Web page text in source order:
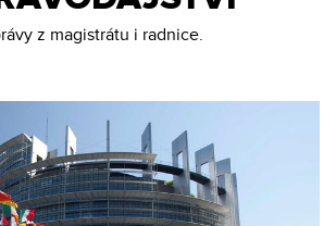
z magistrátu i radnice.